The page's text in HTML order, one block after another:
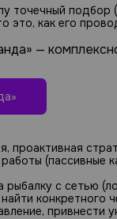
точечный
это, как его
—
(пассивные
рыбалку с сетью
конкретного
привнести